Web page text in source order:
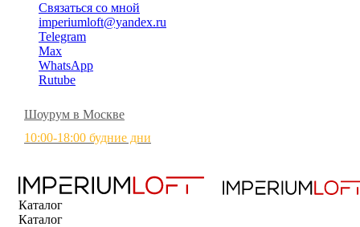
Связаться со мной
imperiumloft@yandex.ru
Telegram
Max
WhatsApp
Rutube
Шоурум в Москве
10:00-18:00 будние дни
Каталог
Каталог